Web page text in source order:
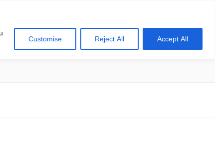
Customise Reject All Accept All